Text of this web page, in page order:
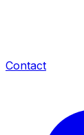
Contact